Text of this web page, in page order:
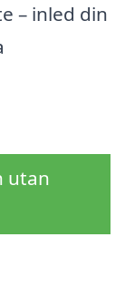
– inled din
utan